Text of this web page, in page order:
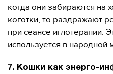
когда они забираются на
коготки, то раздражают
при сеансе иглотерапии.
используется в народной
7. Кошки как энерго-